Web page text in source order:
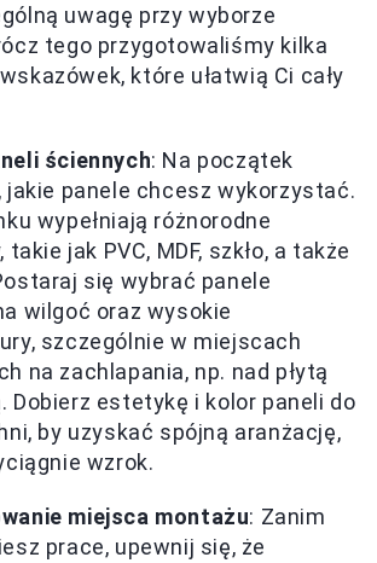
uwagę przy wyborze
tego przygotowaliśmy kilka
które ułatwią Ci cały
ściennych: Na początek
jakie panele chcesz wykorzystać.
wypełniają różnorodne
takie jak PVC, MDF, szkło, a także
się wybrać panele
wilgoć oraz wysokie
szczególnie w miejscach
na zachlapania, np. nad płytą
Dobierz estetykę i kolor paneli do
by uzyskać spójną aranżację,
wzrok.
miejsca montażu: Zanim
prace, upewnij się, że